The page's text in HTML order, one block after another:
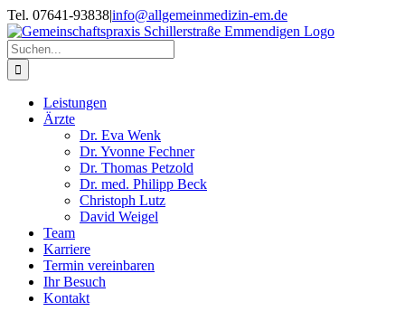
Zum
Inhalt
springen
Tel. 07641-93838|info@allgemeinmedizin-em.de
Suche
nach:
Leistungen
Ärzte
Dr. Eva Wenk
Dr. Yvonne Fechner
Dr. Thomas Petzold
Dr. med. Philipp Beck
Christoph Lutz
David Weigel
Team
Karriere
Termin vereinbaren
Ihr Besuch
Kontakt